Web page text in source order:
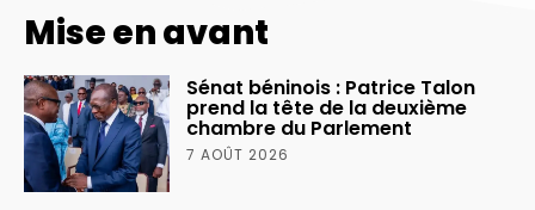
Mise en avant
Sénat béninois : Patrice Talon
prend la tête de la deuxième
chambre du Parlement
7 AOÛT 2026